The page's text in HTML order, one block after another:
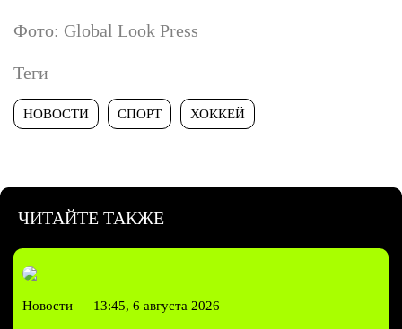
Фото: Global Look Press
Теги
НОВОСТИ СПОРТ ХОККЕЙ
ЧИТАЙТЕ ТАКЖЕ
Новости — 13:45, 6 августа 2026